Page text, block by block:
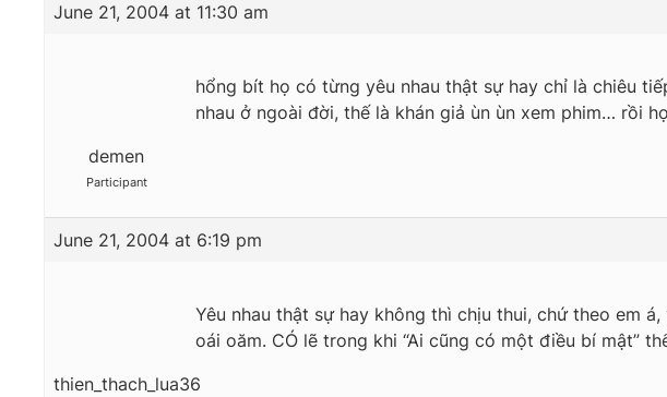
June 21, 2004 at 11:30 am
demen
Participant
hổng bít họ có từng yêu nhau thật sự hay chỉ là chiêu
nhau ở ngoài đời, thế là khán giả ùn ùn xem phim… rồi
June 21, 2004 at 6:19 pm
thien_thach_lua36
Yêu nhau thật sự hay không thì chịu thui, chứ theo em
oái oăm. CÓ lẽ trong khi “Ai cũng có một điều bí mật”